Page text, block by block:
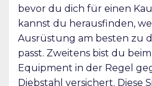
bevor du dich für einen
kannst du herausfinden,
Ausrüstung am besten zu
passt. Zweitens bist du
Equipment in der Regel
Diebstahl versichert. Diese